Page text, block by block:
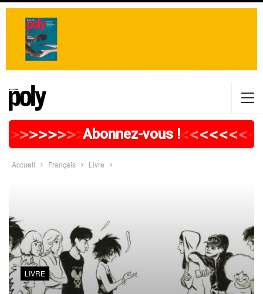
>>>>>>>>>>>>>>>>>
Abonnez-vous !<<<<<<<<
Accueil Français Livre
LIVRE